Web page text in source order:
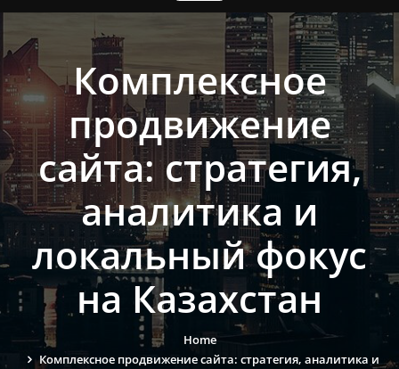
Комплексное
продвижение
сайта: стратегия,
аналитика и
локальный фокус
на Казахстан
Home
Комплексное продвижение сайта: стратегия, аналитика и